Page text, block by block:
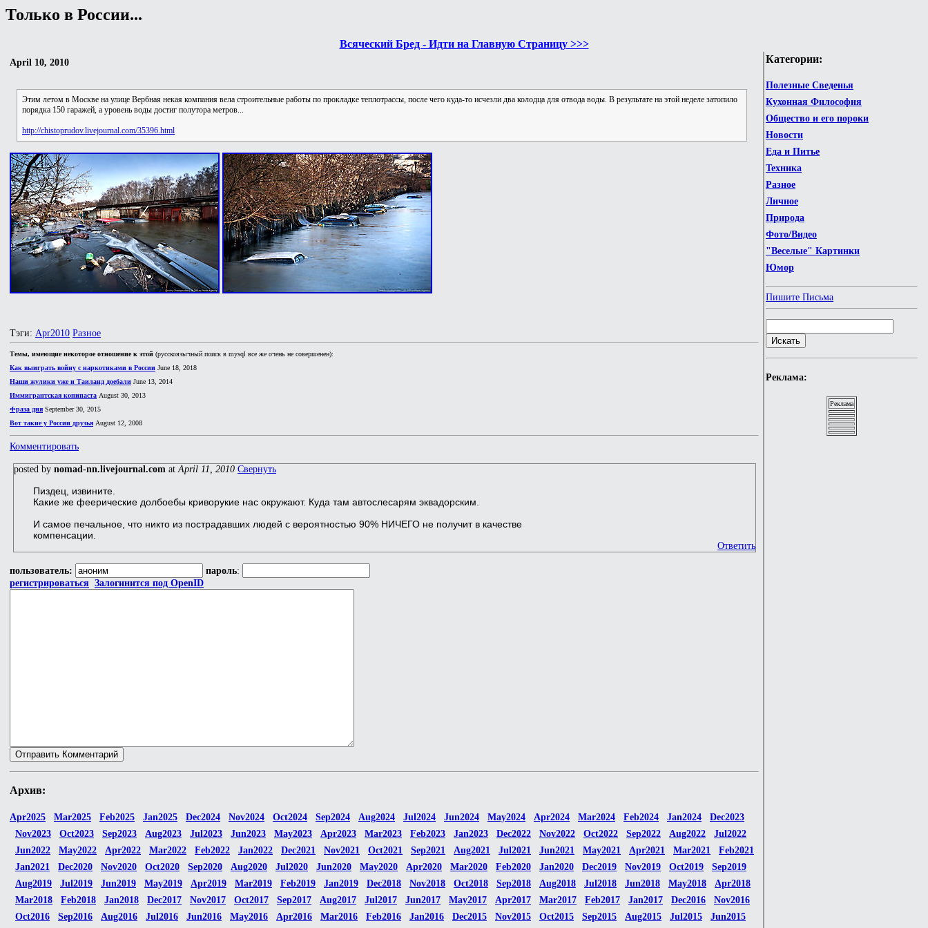
Только в России...
Всяческий Бред - Идти на Главную Страницу >>>
Категории:
Полезные Сведенья
Кухонная Философия
Общество и его пороки
Новости
Еда и Питье
Техника
Разное
Личное
Природа
Фото/Видео
"Веселые" Картинки
Юмор
Пишите Письма
Реклама:
Реклама
April 10, 2010
Этим летом в Москве на улице Вербная некая компания вела строительные работы по прокладке теплотрассы, после чего куда-то исчезли два колодца для отвода воды. В результате на этой неделе затопило
порядка 150 гаражей, а уровень воды достиг полутора метров...
http://chistoprudov.livejournal.com/35396.html
Тэги: Apr2010 Разное
Темы, имеющие некоторое отношение к этой (русскоязычный поиск в mysql все же очень не совершенен):
Как выиграть войну с наркотиками в России June 18, 2018
Наши жулики уже и Таиланд доебали June 13, 2014
Иммигрантская копипаста August 30, 2013
Фраза дня September 30, 2015
Вот такие у России друзья August 12, 2008
Комментировать
posted by nomad-nn.livejournal.com at April 11, 2010 Свернуть
Пиздец, извините.
Какие же феерические долбоебы криворукие нас окружают. Куда там автослесарям эквадорским.
И самое печальное, что никто из пострадавших людей с вероятностью 90% НИЧЕГО не получит в качестве
компенсации.
Ответить
пользователь: пароль:
регистрироваться Залогинится под OpenID
Архив:
Apr2025 Mar2025 Feb2025 Jan2025 Dec2024 Nov2024 Oct2024 Sep2024 Aug2024 Jul2024 Jun2024 May2024 Apr2024 Mar2024 Feb2024 Jan2024
Dec2023
Nov2023
Oct2023 Sep2023 Aug2023 Jul2023 Jun2023 May2023 Apr2023 Mar2023 Feb2023 Jan2023 Dec2022 Nov2022 Oct2022 Sep2022 Aug2022
Jul2022
Jun2022
May2022 Apr2022 Mar2022 Feb2022 Jan2022 Dec2021 Nov2021 Oct2021 Sep2021 Aug2021 Jul2021 Jun2021 May2021 Apr2021 Mar2021
Feb2021
Jan2021
Dec2020 Nov2020 Oct2020 Sep2020 Aug2020 Jul2020 Jun2020 May2020 Apr2020 Mar2020 Feb2020 Jan2020 Dec2019 Nov2019 Oct2019
Sep2019
Aug2019
Jul2019 Jun2019 May2019 Apr2019 Mar2019 Feb2019 Jan2019 Dec2018 Nov2018 Oct2018 Sep2018 Aug2018 Jul2018 Jun2018 May2018
Apr2018
Mar2018
Feb2018 Jan2018 Dec2017 Nov2017 Oct2017 Sep2017 Aug2017 Jul2017 Jun2017 May2017 Apr2017 Mar2017 Feb2017 Jan2017 Dec2016
Nov2016
Oct2016
Sep2016 Aug2016 Jul2016 Jun2016 May2016 Apr2016 Mar2016 Feb2016 Jan2016 Dec2015 Nov2015 Oct2015 Sep2015 Aug2015 Jul2015
Jun2015